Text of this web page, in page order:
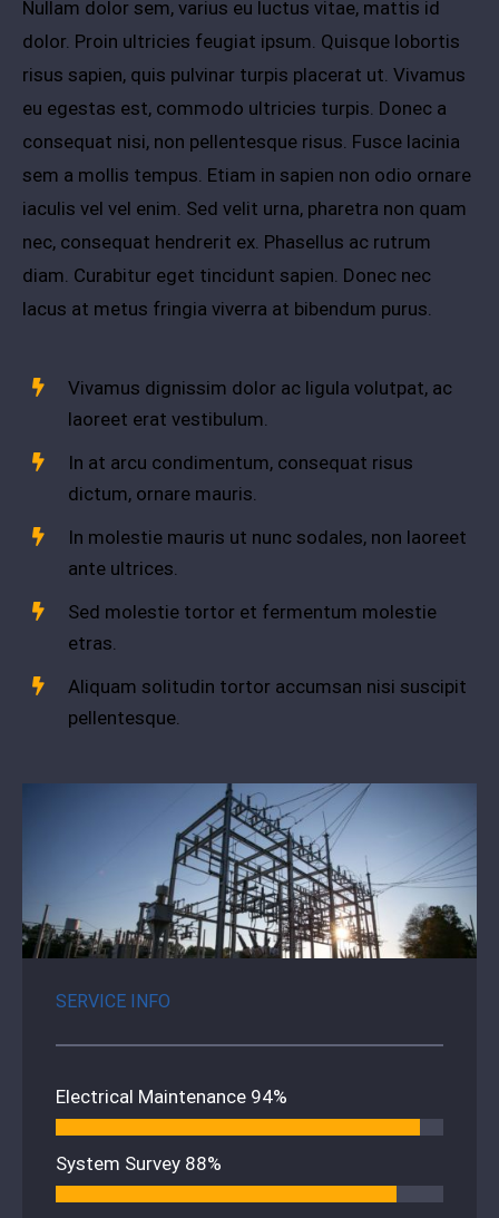
Nullam dolor sem, varius eu luctus vitae, mattis id
dolor. Proin ultricies feugiat ipsum. Quisque lobortis
risus sapien, quis pulvinar turpis placerat ut. Vivamus
eu egestas est, commodo ultricies turpis. Donec a
consequat nisi, non pellentesque risus. Fusce lacinia
sem a mollis tempus. Etiam in sapien non odio ornare
iaculis vel vel enim. Sed velit urna, pharetra non quam
nec, consequat hendrerit ex. Phasellus ac rutrum
diam. Curabitur eget tincidunt sapien. Donec nec
lacus at metus fringia viverra at bibendum purus.
Vivamus dignissim dolor ac ligula volutpat, ac
laoreet erat vestibulum.
In at arcu condimentum, consequat risus
dictum, ornare mauris.
In molestie mauris ut nunc sodales, non laoreet
ante ultrices.
Sed molestie tortor et fermentum molestie
etras.
Aliquam solitudin tortor accumsan nisi suscipit
pellentesque.
SERVICE INFO
Electrical Maintenance 94%
System Survey 88%